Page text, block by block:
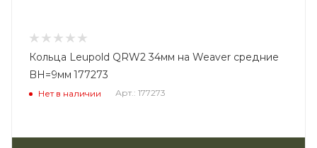
Кольца Leupold QRW2 34мм на Weaver средние
BH=9мм 177273
Нет в наличии Арт.: 177273